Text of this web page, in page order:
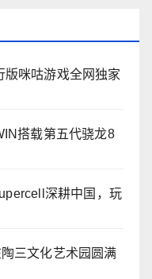
版咪咕游戏全网独家
搭载第五代骁龙8
深耕中国，玩
三文化艺术园圆满